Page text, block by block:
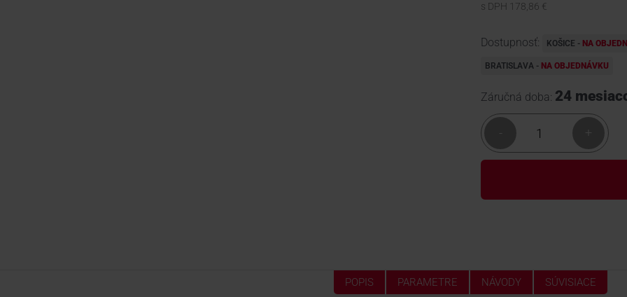
s DPH 178,86 €
Dostupnosť: KOŠICE - NA
BRATISLAVA - NA OBJEDNÁVKU
Záručná doba: 24
- +
POPIS PARAMETRE NÁVODY SÚVISIACE